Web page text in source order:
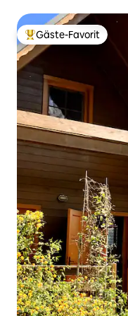
Beliebter Gäste-Favorit.
Gäste-Favorit